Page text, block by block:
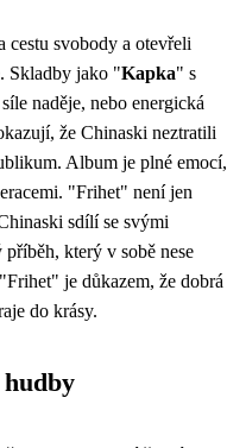
cestu svobody a otevřeli
Skladby jako "Kapka" s
naděje, nebo energická
že Chinaski neztratili
Album je plné emocí,
"Frihet" není jen
sdílí se svými
který v sobě nese
je důkazem, že dobrá
do krásy.
hudby